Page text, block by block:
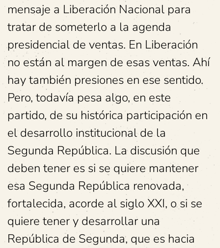
mensaje a Liberación Nacional para
tratar de someterlo a la agenda
presidencial de ventas. En Liberación
no están al margen de esas ventas. Ahí
hay también presiones en ese sentido.
Pero, todavía pesa algo, en este
partido, de su histórica participación en
el desarrollo institucional de la
Segunda República. La discusión que
deben tener es si se quiere mantener
esa Segunda República renovada,
fortalecida, acorde al siglo XXI, o si se
quiere tener y desarrollar una
República de Segunda, que es hacia